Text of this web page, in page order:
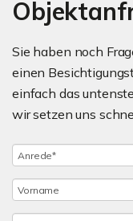
Sie haben noch
einen
einfach das
wir setzen uns